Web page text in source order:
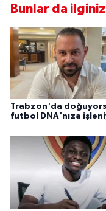
Bunlar da
Trabzon'da
futbol DNA'nıza